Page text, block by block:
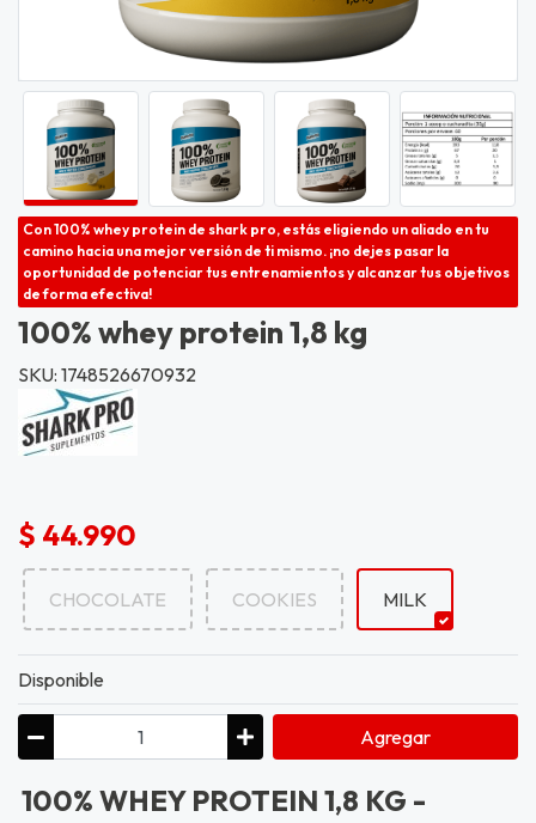
Con 100% whey protein de shark pro, estás eligiendo un aliado en tu
camino hacia una mejor versión de ti mismo. ¡no dejes pasar la
oportunidad de potenciar tus entrenamientos y alcanzar tus objetivos
de forma efectiva!
100% whey protein 1,8 kg
SKU: 1748526670932
$ 44.990
CHOCOLATE COOKIES MILK
Disponible
Agregar
100% WHEY PROTEIN 1,8 KG -